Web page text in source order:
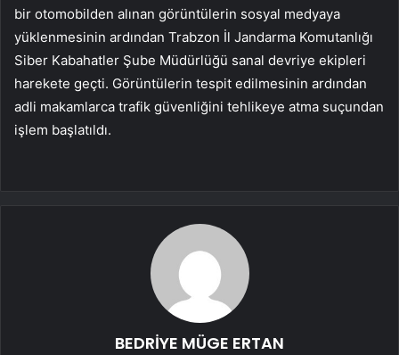
bir otomobilden alınan görüntülerin sosyal medyaya
yüklenmesinin ardından Trabzon İl Jandarma Komutanlığı
Siber Kabahatler Şube Müdürlüğü sanal devriye ekipleri
harekete geçti. Görüntülerin tespit edilmesinin ardından
adli makamlarca trafik güvenliğini tehlikeye atma suçundan
işlem başlatıldı.
BEDRİYE MÜGE ERTAN